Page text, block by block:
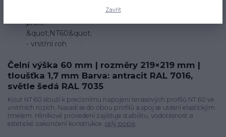
Čelní výška 60 mm | rozměry 219×219 mm |
tloušťka 1,7 mm Barva: antracit RAL 7016,
světle šedá RAL 7035
Kout NT 60 slouží k preciznímu napojení terasových profilů NT 60 ve
vnitřních rozích. Nasadí se do obou profilů a spoj se utěsní elastickým
tmelem. Hliníkové provedení zajišťuje stabilitu, vodotěsnost a
estetické zakončení konstrukce. celý popis
Zavřít